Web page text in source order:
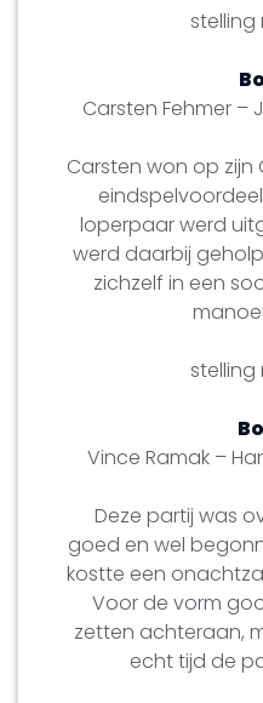
stelling
Carsten Fehmer –
Carsten won op zijn
loperpaar werd
werd daarbij
zichzelf in een
stelling
Vince Ramak –
Deze partij was
goed en wel
kostte een
Voor de vorm
zetten achteraan,
echt tijd de